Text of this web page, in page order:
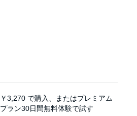
￥3,270 で購入、またはプレミアム
プラン30日間無料体験で試す